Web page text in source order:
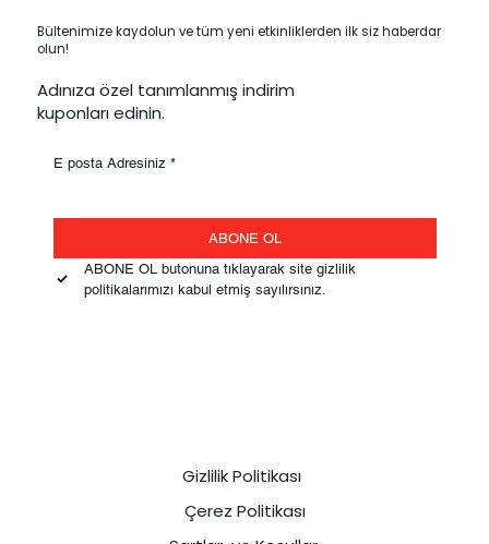
Bültenimize kaydolun ve tüm yeni etkinliklerden ilk siz haberdar
olun!
Adınıza özel tanımlanmış indirim
kuponları edinin.
E posta Adresiniz *
ABONE OL
ABONE OL butonuna tıklayarak site gizlilik
politikalarımızı kabul etmiş sayılırsınız.
Gizlilik Politikası
Çerez Politikası